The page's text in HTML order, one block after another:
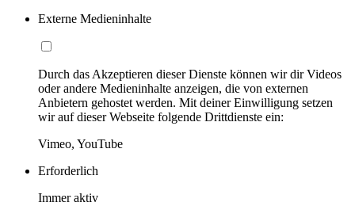
Externe Medieninhalte
Durch das Akzeptieren dieser Dienste können wir dir Videos
oder andere Medieninhalte anzeigen, die von externen
Anbietern gehostet werden. Mit deiner Einwilligung setzen
wir auf dieser Webseite folgende Drittdienste ein:
Vimeo, YouTube
Erforderlich
Immer aktiv